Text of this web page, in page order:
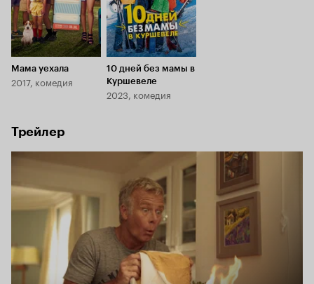
Мама уехала
2017, комедия
10 дней без мамы в
Куршевеле
2023, комедия
Трейлер